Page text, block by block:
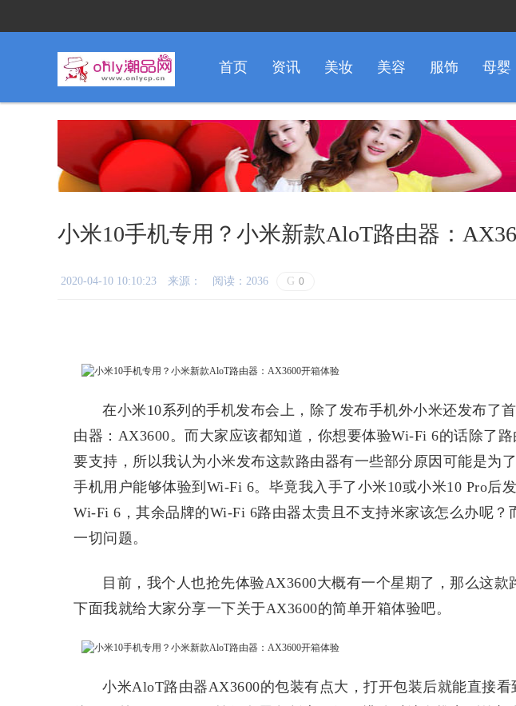
首页 资讯 美妆 美容 服饰 母婴
小米10手机专用？小米新款AloT路由器：
2020-04-10 10:10:23 来源： 阅读：2036 G 0
在小米10系列的手机发布会上，除了发布手机外小米还发布了
由器：AX3600。而大家应该都知道，你想要体验Wi-Fi 6的话除了
要支持，所以我认为小米发布这款路由器有一些部分原因可能是为
手机用户能够体验到Wi-Fi 6。毕竟我入手了小米10或小米10 Pro后
Wi-Fi 6，其余品牌的Wi-Fi 6路由器太贵且不支持米家该怎么办呢？
一切问题。
目前，我个人也抢先体验AX3600大概有一个星期了，那么这款
下面我就给大家分享一下关于AX3600的简单开箱体验吧。
小米AloT路由器AX3600的包装有点大，打开包装后就能直接看